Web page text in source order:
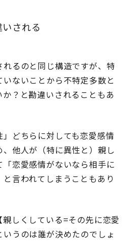
される
るのと同じ構造ですが、特
ないことから不特定多数と
？と勘違いされることもあ
どちらに対しても恋愛感情
他人が（特に異性と）親し
「恋愛感情がないなら相手に
言われてしまうこともあり
しくしている=その先に恋愛
うのは誰が決めたのでしょ